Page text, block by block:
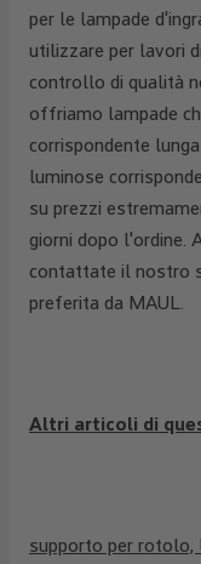
per le lampade
utilizzare per lavori
controllo di qualità
offriamo lampade
corrispondente
luminose
su prezzi
giorni dopo l'ordine.
contattate il nostro
preferita da MAUL.
Altri articoli di
supporto per rotolo,